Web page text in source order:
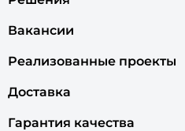
Вакансии
Реализованные проекты
Доставка
Гарантия качества